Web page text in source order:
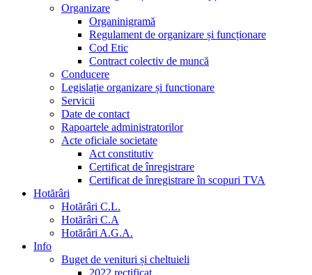
Organizare
Organinigramă
Regulament de organizare și funcționare
Cod Etic
Contract colectiv de muncă
Conducere
Legislație organizare și functionare
Servicii
Date de contact
Rapoartele administratorilor
Acte oficiale societate
Act constitutiv
Certificat de înregistrare
Certificat de înregistrare în scopuri TVA
Hotărâri
Hotărâri C.L.
Hotărâri C.A
Hotărâri A.G.A.
Info
Buget de venituri și cheltuieli